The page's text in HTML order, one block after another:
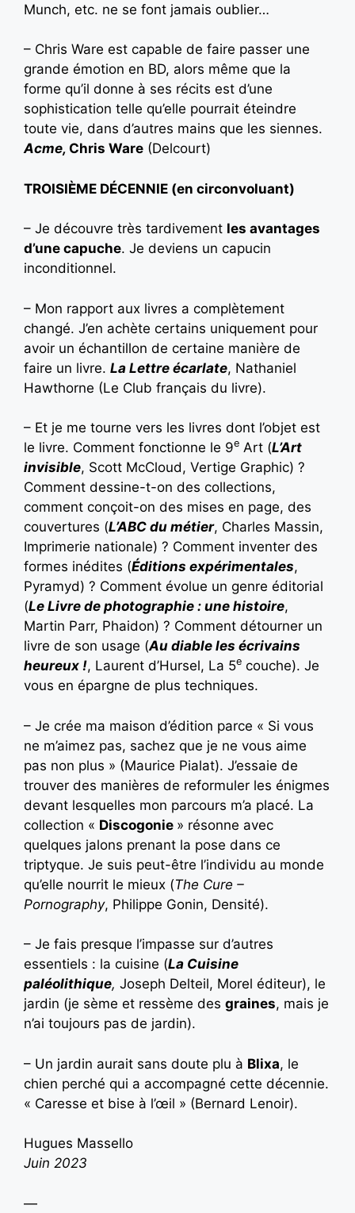
Munch, etc. ne se font jamais oublier…
– Chris Ware est capable de faire passer une
grande émotion en BD, alors même que la
forme qu’il donne à ses récits est d’une
sophistication telle qu’elle pourrait éteindre
toute vie, dans d’autres mains que les siennes.
Acme, Chris Ware (Delcourt)
TROISIÈME DÉCENNIE (en circonvoluant)
– Je découvre très tardivement les avantages
d’une capuche. Je deviens un capucin
inconditionnel.
– Mon rapport aux livres a complètement
changé. J’en achète certains uniquement pour
avoir un échantillon de certaine manière de
faire un livre. La Lettre écarlate, Nathaniel
Hawthorne (Le Club français du livre).
– Et je me tourne vers les livres dont l’objet est
le livre. Comment fonctionne le 9e Art (L’Art
invisible, Scott McCloud, Vertige Graphic) ?
Comment dessine-t-on des collections,
comment conçoit-on des mises en page, des
couvertures (L’ABC du métier, Charles Massin,
Imprimerie nationale) ? Comment inventer des
formes inédites (Éditions expérimentales,
Pyramyd) ? Comment évolue un genre éditorial
(Le Livre de photographie : une histoire,
Martin Parr, Phaidon) ? Comment détourner un
livre de son usage (Au diable les écrivains
heureux !, Laurent d’Hursel, La 5e couche). Je
vous en épargne de plus techniques.
– Je crée ma maison d’édition parce « Si vous
ne m’aimez pas, sachez que je ne vous aime
pas non plus » (Maurice Pialat). J’essaie de
trouver des manières de reformuler les énigmes
devant lesquelles mon parcours m’a placé. La
collection « Discogonie » résonne avec
quelques jalons prenant la pose dans ce
triptyque. Je suis peut-être l’individu au monde
qu’elle nourrit le mieux (The Cure –
Pornography, Philippe Gonin, Densité).
– Je fais presque l’impasse sur d’autres
essentiels : la cuisine (La Cuisine
paléolithique, Joseph Delteil, Morel éditeur), le
jardin (je sème et ressème des graines, mais je
n’ai toujours pas de jardin).
– Un jardin aurait sans doute plu à Blixa, le
chien perché qui a accompagné cette décennie.
« Caresse et bise à l’œil » (Bernard Lenoir).
Hugues Massello
Juin 2023
—